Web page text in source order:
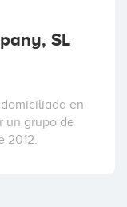
SL
en
un grupo de
2012.